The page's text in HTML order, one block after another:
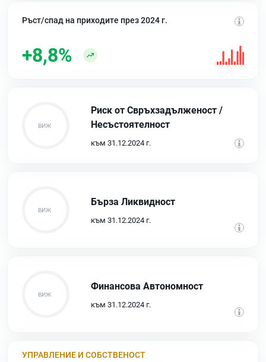
Ръст/спад на приходите през 2024 г.
+8,8%
Риск от Свръхзадълженост /
Несъстоятелност
към 31.12.2024 г.
Бърза Ликвидност
към 31.12.2024 г.
Финансова Автономност
към 31.12.2024 г.
УПРАВЛЕНИЕ И СОБСТВЕНОСТ